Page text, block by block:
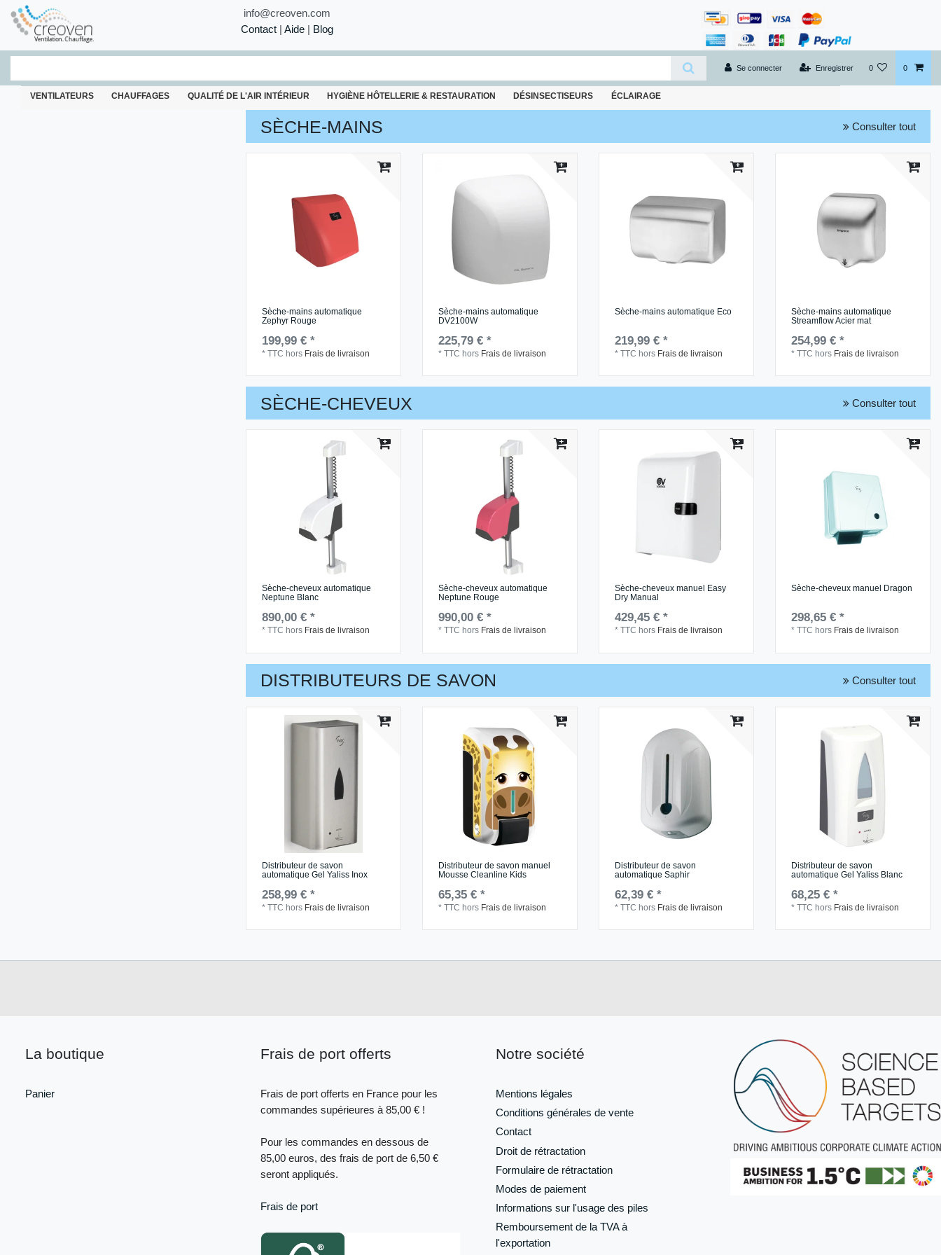
info@creoven.com
Contact| Aide| Blog
Se connecter Enregistrer 0 0
VENTILATEURS CHAUFFAGES QUALITÉ DE L'AIR INTÉRIEUR HYGIÈNE HÔTELLERIE & RESTAURATION DÉSINSECTISEURS ÉCLAIRAGE
SÈCHE-MAINS Consulter tout
Sèche-mains automatique
Zephyr Rouge
199,99 € *
*TTC hors Frais de livraison
Sèche-mains automatique
DV2100W
225,79 € *
*TTC hors Frais de livraison
Sèche-mains automatique Eco
219,99 € *
*TTC hors Frais de livraison
Sèche-mains automatique
Streamflow Acier mat
254,99 € *
*TTC hors Frais de livraison
SÈCHE-CHEVEUX Consulter tout
Sèche-cheveux automatique
Neptune Blanc
890,00 € *
*TTC hors Frais de livraison
Sèche-cheveux automatique
Neptune Rouge
990,00 € *
*TTC hors Frais de livraison
Sèche-cheveux manuel Easy
Dry Manual
429,45 € *
*TTC hors Frais de livraison
Sèche-cheveux manuel Dragon
298,65 € *
*TTC hors Frais de livraison
DISTRIBUTEURS DE SAVON Consulter tout
Distributeur de savon
automatique Gel Yaliss Inox
258,99 € *
*TTC hors Frais de livraison
Distributeur de savon manuel
Mousse Cleanline Kids
65,35 € *
*TTC hors Frais de livraison
Distributeur de savon
automatique Saphir
62,39 € *
*TTC hors Frais de livraison
Distributeur de savon
automatique Gel Yaliss Blanc
68,25 € *
*TTC hors Frais de livraison
La boutique
Panier
Frais de port offerts
Frais de port offerts en France pour les
commandes supérieures à 85,00 € !
Pour les commandes en dessous de
85,00 euros, des frais de port de 6,50 €
seront appliqués.
Frais de port
Notre société
Mentions légales
Conditions générales de vente
Contact
Droit de rétractation
Formulaire de rétractation
Modes de paiement
Informations sur l'usage des piles
Remboursement de la TVA à
l'exportation